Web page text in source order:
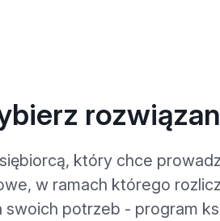
który chce
w ramach którego
swoich potrzeb - program